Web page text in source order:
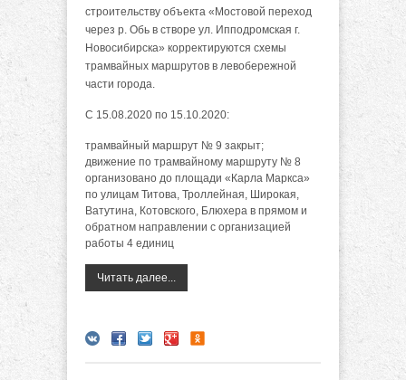
строительству объекта «Мостовой переход
через р. Обь в створе ул. Ипподромская г.
Новосибирска» корректируются схемы
трамвайных маршрутов в левобережной
части города.
С 15.08.2020 по 15.10.2020:
трамвайный маршрут № 9 закрыт;
движение по трамвайному маршруту № 8
организовано до площади «Карла Маркса»
по улицам Титова, Троллейная, Широкая,
Ватутина, Котовского, Блюхера в прямом и
обратном направлении с организацией
работы 4 единиц
Читать далее...